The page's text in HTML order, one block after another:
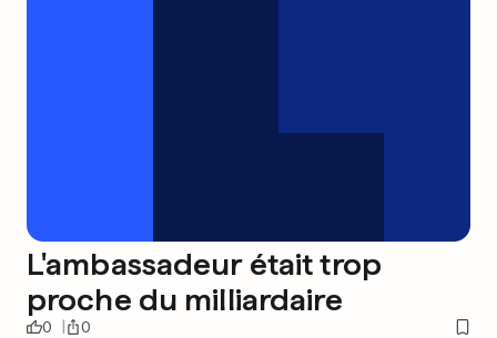
L'ambassadeur était trop
proche du milliardaire
0 0